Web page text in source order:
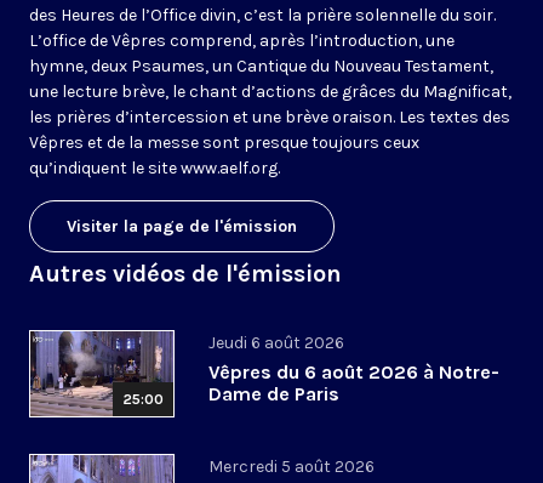
des Heures de l’Office divin, c’est la prière solennelle du soir.
L’office de Vêpres comprend, après l’introduction, une
hymne, deux Psaumes, un Cantique du Nouveau Testament,
une lecture brève, le chant d’actions de grâces du Magnificat,
les prières d’intercession et une brève oraison. Les textes des
Vêpres et de la messe sont presque toujours ceux
qu’indiquent le sitewww.aelf.org.
Visiter la page de l'émission
Autres vidéos de l'émission
25:00
Jeudi 6 août 2026
Vêpres du 6 août 2026 à Notre-
Dame de Paris
Mercredi 5 août 2026